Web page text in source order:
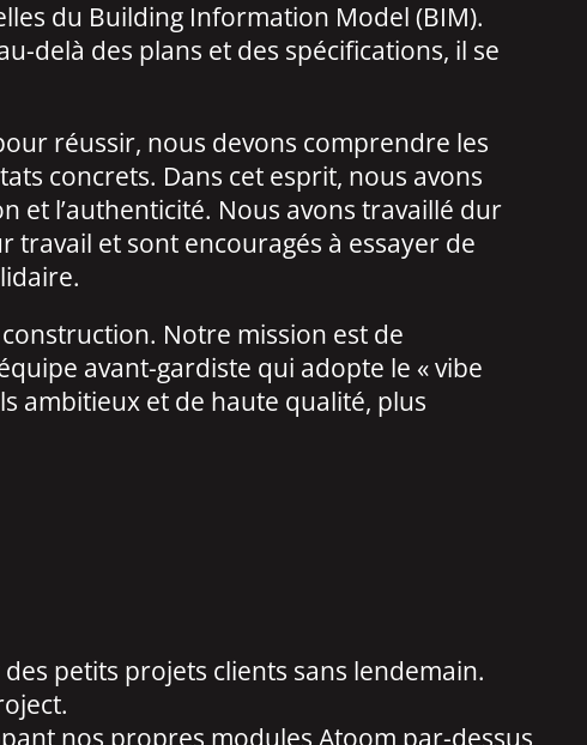
du Building Information Model (BIM).
delà des plans et des spécifications, il se
réussir, nous devons comprendre les
concrets. Dans cet esprit, nous avons
et l’authenticité. Nous avons travaillé dur
et sont encouragés à essayer de
Notre mission est de
avant-gardiste qui adopte le « vibe
ambitieux et de haute qualité, plus
petits projets clients sans lendemain.
nos propres modules Atoom par-dessus